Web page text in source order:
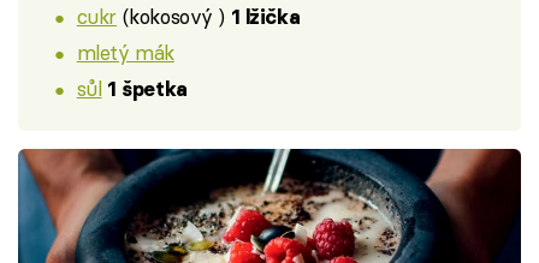
cukr (kokosový ) 1 lžička
mletý mák
sůl 1 špetka